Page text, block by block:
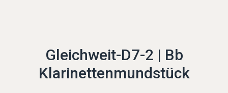
Gleichweit-D7-2 | Bb
Klarinettenmundstück